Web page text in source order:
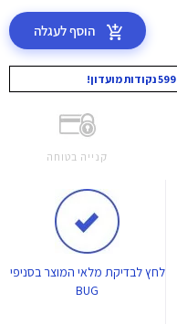
הוסף לעגלה
קנייה בטוחה
לחץלבדיקת מלאי המוצר בסניפי
BUG